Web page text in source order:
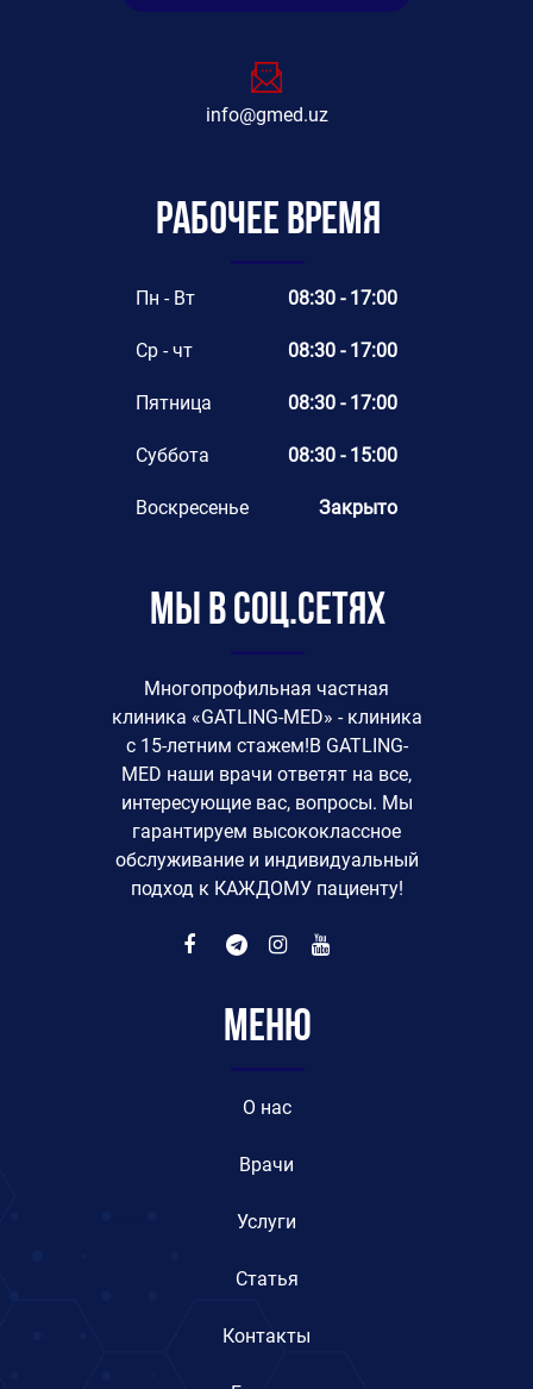
info@gmed.uz
Рабочее время
Пн - Вт 08:30 - 17:00
Ср - чт 08:30 - 17:00
Пятница 08:30 - 17:00
Суббота 08:30 - 15:00
Воскресенье Закрыто
Мы в соц.сетях
Многопрофильная частная
клиника «GATLING-MED» - клиника
с 15-летним стажем!В GATLING-
MED наши врачи ответят на все,
интересующие вас, вопросы. Мы
гарантируем высококлассное
обслуживание и индивидуальный
подход к КАЖДОМУ пациенту!
Меню
O нас
Врачи
Услуги
Статья
Контакты